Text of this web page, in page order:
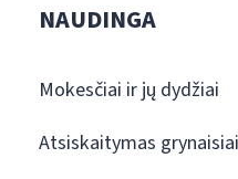
NAUDINGA
Mokesčiai ir jų dydžiai
Atsiskaitymas